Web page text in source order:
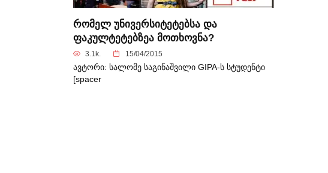
რომელ უნივერსიტეტებსა და
ფაკულტეტებზეა მოთხოვნა?
3.1k. 15/04/2015
ავტორი: სალომე საგინაშვილი GIPA-ს სტუდენტი
[spacer